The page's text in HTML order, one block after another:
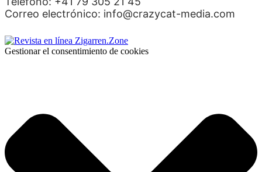
Correo electrónico: info@crazycat-media.com
Gestionar el consentimiento de cookies